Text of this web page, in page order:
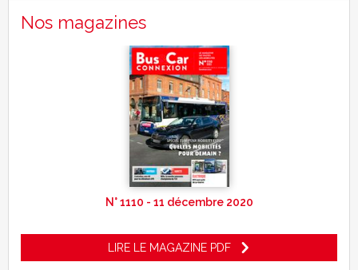
Nos magazines
N° 1110 - 11 décembre 2020
LIRE LE MAGAZINE PDF